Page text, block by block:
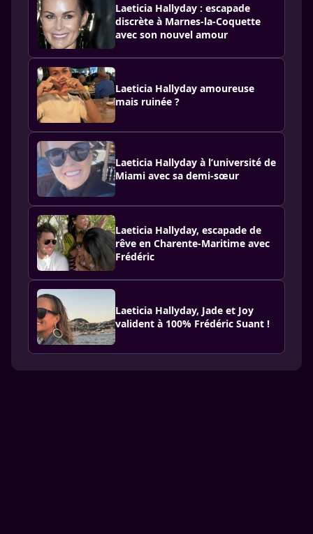
Laeticia Hallyday : escapade
discrète à Marnes-la-Coquette
avec son nouvel amour
Laeticia Hallyday amoureuse
mais ruinée ?
Laeticia Hallyday à l’université de
Miami avec sa demi-sœur
Laeticia Hallyday, escapade de
rêve en Charente-Maritime avec
Frédéric
Laeticia Hallyday, Jade et Joy
valident à 100% Frédéric Suant !